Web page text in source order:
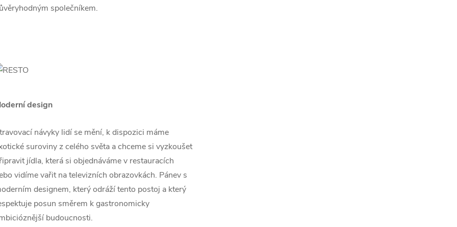
společníkem.
design
návyky lidí se mění, k dispozici máme
suroviny z celého světa a chceme si vyzkoušet
jídla, která si objednáváme v restauracích
vidíme vařit na televizních obrazovkách. Pánev s
designem, který odráží tento postoj a který
posun směrem k gastronomicky
budoucnosti.